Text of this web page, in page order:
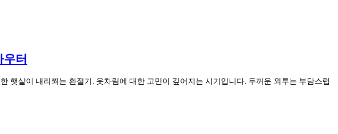
터
햇살이 내리쬐는 환절기. 옷차림에 대한 고민이 깊어지는 시기입니다. 두꺼운 외투는 부담스럽